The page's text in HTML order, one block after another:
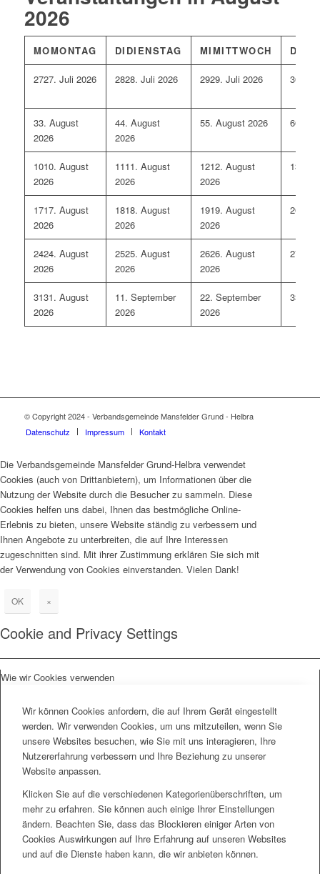
2026
MOMONTAG DI DIENSTAG MIMITTWOCH DO
2727. Juli 2026 2828. Juli 2026 2929. Juli 2026 30
33. August
2026
44. August
2026
55. August 2026 66.
1010. August
2026
1111. August
2026
1212. August
2026
13
1717. August
2026
1818. August
2026
1919. August
2026
20
2424. August
2026
2525. August
2026
2626. August
2026
27
3131. August
2026
11. September
2026
22. September
2026
33.
© Copyright 2024 - Verbandsgemeinde Mansfelder Grund - Helbra
Datenschutz
Impressum Kontakt
Die Verbandsgemeinde Mansfelder Grund-Helbra verwendet
Cookies (auch von Drittanbietern), um Informationen über die
Nutzung der Website durch die Besucher zu sammeln. Diese
Cookies helfen uns dabei, Ihnen das bestmögliche Online-
Erlebnis zu bieten, unsere Website ständig zu verbessern und
Ihnen Angebote zu unterbreiten, die auf Ihre Interessen
zugeschnitten sind. Mit ihrer Zustimmung erklären Sie sich mit
der Verwendung von Cookies einverstanden. Vielen Dank!
OK ×
Cookie and Privacy Settings
Wie wir Cookies verwenden
Wir können Cookies anfordern, die auf Ihrem Gerät eingestellt
werden. Wir verwenden Cookies, um uns mitzuteilen, wenn Sie
unsere Websites besuchen, wie Sie mit uns interagieren, Ihre
Nutzererfahrung verbessern und Ihre Beziehung zu unserer
Website anpassen.
Klicken Sie auf die verschiedenen Kategorienüberschriften, um
mehr zu erfahren. Sie können auch einige Ihrer Einstellungen
ändern. Beachten Sie, dass das Blockieren einiger Arten von
Cookies Auswirkungen auf Ihre Erfahrung auf unseren Websites
und auf die Dienste haben kann, die wir anbieten können.